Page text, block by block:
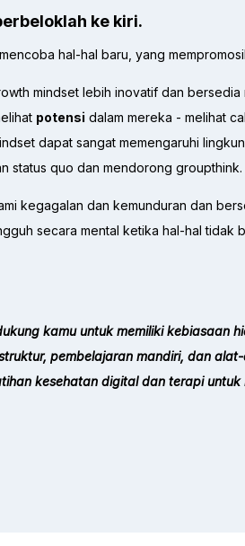
ke kiri.
hal-hal baru, yang
mindset lebih inovatif dan
potensi dalam mereka - melihat
dapat sangat memengaruhi
status quo dan mendorong groupthink.
kegagalan dan kemunduran dan
secara mental ketika hal-hal
kamu untuk memiliki
pembelajaran mandiri, dan
kesehatan digital dan terapi